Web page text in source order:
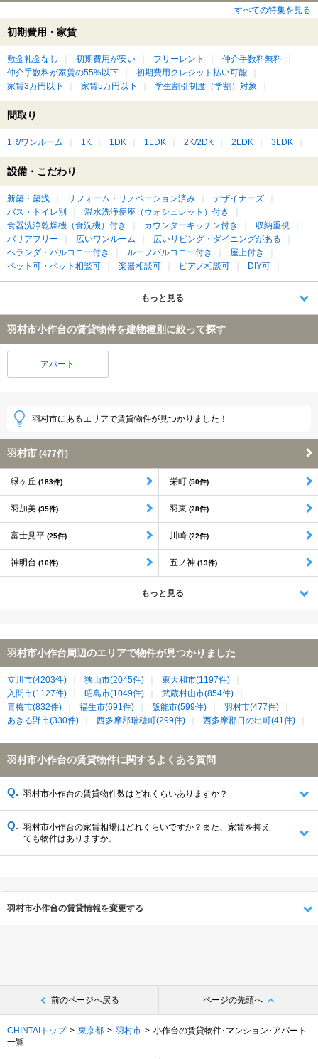
すべての特集を見る
初期費用・家賃
敷金礼金なし 初期費用が安い フリーレント
仲介手数料無料
仲介手数料が家賃の55%以下
初期費用クレジット払い可能
家賃3万円以下
家賃5万円以下 学生割引制度（学割）対象
間取り
1R/ワンルーム 1K 1DK 1LDK 2K/2DK 2LDK 3LDK
設備・こだわり
新築・築浅 リフォーム・リノベーション済み
デザイナーズ
バス・トイレ別
温水洗浄便座（ウォシュレット）付き
食器洗浄乾燥機（食洗機）付き
カウンターキッチン付き
収納重視
バリアフリー
広いワンルーム
広いリビング・ダイニングがある
ベランダ・バルコニー付き
ルーフバルコニー付き
屋上付き
ペット可・ペット相談可
楽器相談可 ピアノ相談可 DIY可
もっと見る
羽村市小作台の賃貸物件を建物種別に絞って探す
アパート
羽村市にあるエリアで賃貸物件が見つかりました！
羽村市 (477件)
緑ヶ丘 (183件) 栄町 (50件)
羽加美 (35件) 羽東 (28件)
富士見平 (25件) 川崎 (22件)
神明台 (16件) 五ノ神 (13件)
もっと見る
羽村市小作台周辺のエリアで物件が見つかりました
立川市(4203件) 狭山市(2045件)
東大和市(1197件)
入間市(1127件)
昭島市(1049件)
武蔵村山市(854件)
青梅市(832件)
福生市(691件) 飯能市(599件)
羽村市(477件)
あきる野市(330件)
西多摩郡瑞穂町(299件) 西多摩郡日の出町(41件)
羽村市小作台の賃貸物件に関するよくある質問
羽村市小作台の賃貸物件数はどれくらいありますか？
羽村市小作台の家賃相場はどれくらいですか？また、家賃を抑え
ても物件はありますか。
羽村市小作台の賃貸情報を変更する
前のページへ戻る ページの先頭へ
CHINTAIトップ 東京都 羽村市
小作台の賃貸物件･マンション･アパート
一覧